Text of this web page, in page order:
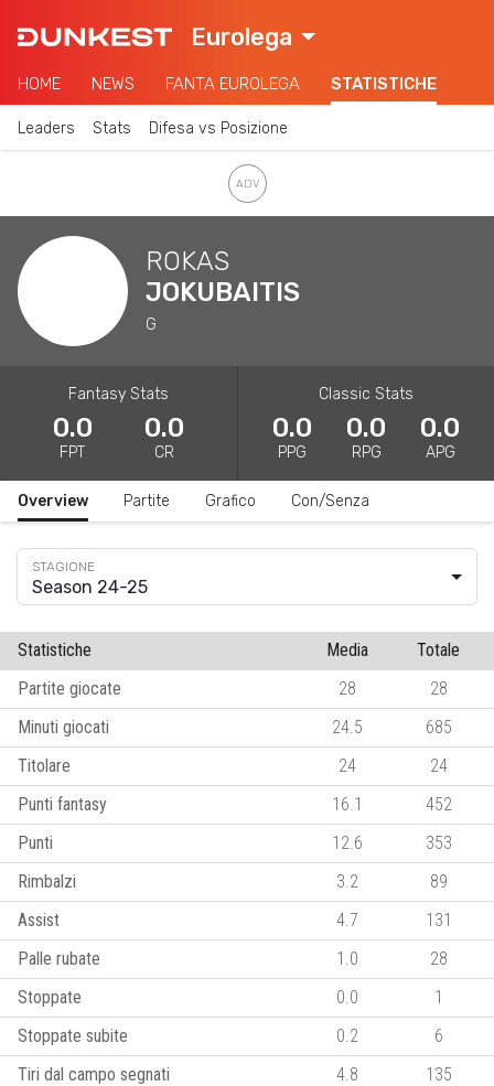
Eurolega
HOME NEWS FANTA EUROLEGA STATISTICHE
Leaders Stats Difesa vs Posizione
ROKAS
JOKUBAITIS
G
Fantasy Stats
0.0
FPT
0.0
CR
Classic Stats
0.0
PPG
0.0
RPG
0.0
APG
Overview Partite Grafico Con/Senza
Season 24-25
Statistiche Media
Totale
Partite giocate
28
28
Minuti giocati
24.5
685
Titolare
24
24
Punti fantasy
16.1
452
Punti
12.6
353
Rimbalzi
3.2
89
Assist
4.7
131
Palle rubate
1.0
28
Stoppate
0.0
1
Stoppate subite
0.2
6
Tiri dal campo segnati
4.8
135